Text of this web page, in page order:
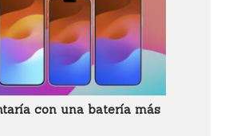
con una batería más